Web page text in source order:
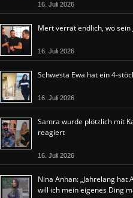
16. Juli 2026
Mert verrät endlich, wo
16. Juli 2026
Schwesta Ewa hat ein 4-
16. Juli 2026
Samra wurde plötzlich mit
reagiert
16. Juli 2026
Nina Anhan: „Jahrelang hat
will ich mein eigenes Ding